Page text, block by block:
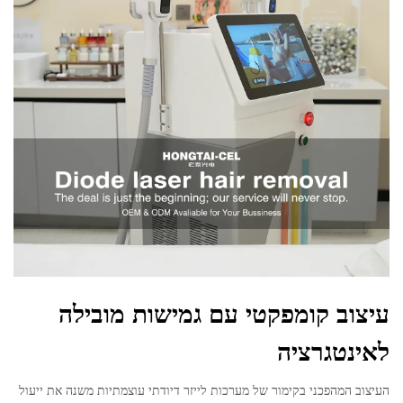
עיצוב קומפקטי עם גמישות מובילה
לאינטגרציה
העיצוב המהפכני בקימור של מערכות לייזר דיודתי עוצמתיות משנה את ייעול